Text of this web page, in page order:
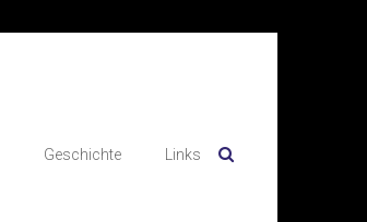
Geschichte Links